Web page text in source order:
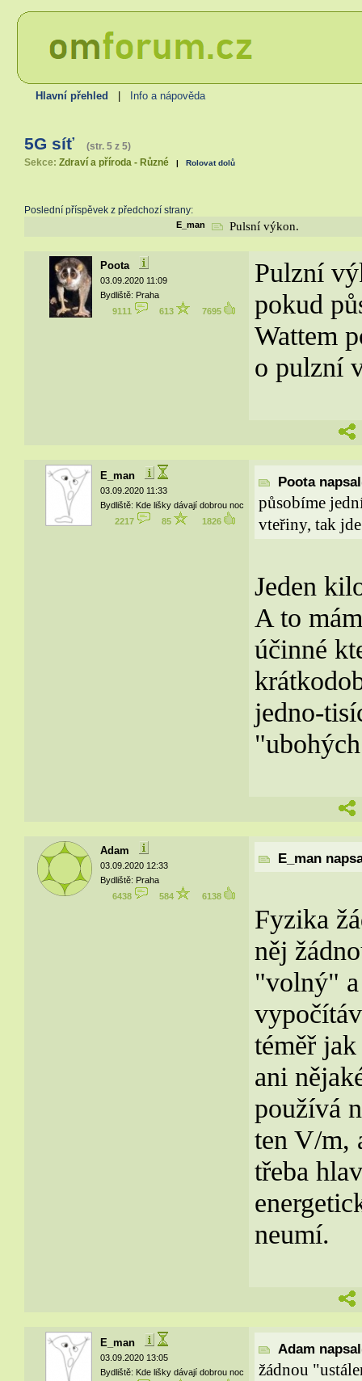
Hlavní přehled Info a nápověda
5G síť (str. 5 z 5)
Sekce: Zdraví a příroda - Různé | Rolovat dolů
Poslední příspěvek z předchozí strany:
E_man Pulsní výkon.
Poota
03.09.2020 11:09
Bydliště: Praha
9111
613 7695
Pulzní
pokud
Wattem
o pulzní
E_man
03.09.2020 11:33
Bydliště: Kde lišky dávají dobrou noc
2217
85 1826
Poota
působíme
vteřiny, tak
Jeden
A to
účinné
jedno-
Adam
03.09.2020 12:33
Bydliště: Praha
6438
584 6138
E_man
Fyzika
něj
"volný"
téměř
ani
používá
ten V/m,
třeba
neumí.
E_man
03.09.2020 13:05
Bydliště: Kde lišky dávají dobrou noc
Adam
žádnou